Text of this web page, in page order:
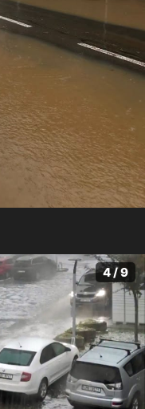
4 / 9